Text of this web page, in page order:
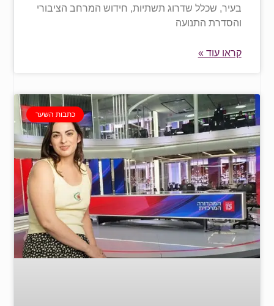
בעיר, שכלל שדרוג תשתיות, חידוש המרחב הציבורי
והסדרת התנועה
קראו עוד »
כתבות השער